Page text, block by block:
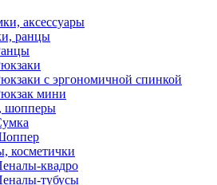
аксессуары
ранцы
с эргономичной спинкой
мини
шопперы
косметички
квадро
тубусы